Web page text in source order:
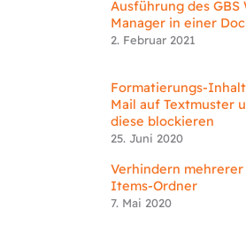
Ausführung des
Manager in einer
2. Februar 2021
Formatierungs-
Mail auf Textmuster
diese blockieren
25. Juni 2020
Verhindern mehrerer
Items-Ordner
7. Mai 2020